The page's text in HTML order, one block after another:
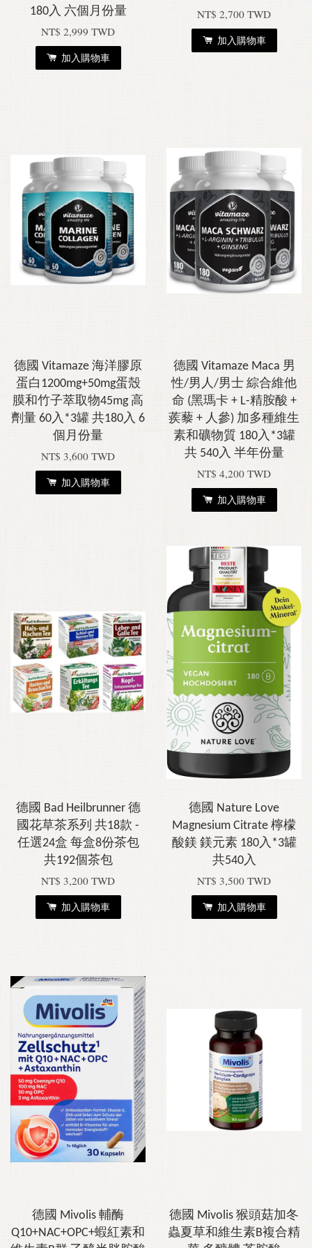
180入 六個月份量
NT$ 2,999 TWD
加入購物車
NT$ 2,700 TWD
加入購物車
德國 Vitamaze 海洋膠原
蛋白1200mg+50mg蛋殼
膜和竹子萃取物45mg 高
劑量 60入*3罐 共180入 6
個月份量
NT$ 3,600 TWD
加入購物車
德國 Vitamaze Maca 男
性/男人/男士 綜合維他
命 (黑瑪卡 + L-精胺酸 +
蒺藜 + 人參) 加多種維生
素和礦物質 180入*3罐
共 540入 半年份量
NT$ 4,200 TWD
加入購物車
德國 Bad Heilbrunner 德
國花草茶系列 共18款 -
任選24盒 每盒8份茶包
共192個茶包
NT$ 3,200 TWD
加入購物車
德國 Nature Love
Magnesium Citrate 檸檬
酸鎂 鎂元素 180入*3罐
共540入
NT$ 3,500 TWD
加入購物車
德國 Mivolis 輔酶
Q10+NAC+OPC+蝦紅素和
德國 Mivolis 猴頭菇加冬
蟲夏草和維生素B複合精